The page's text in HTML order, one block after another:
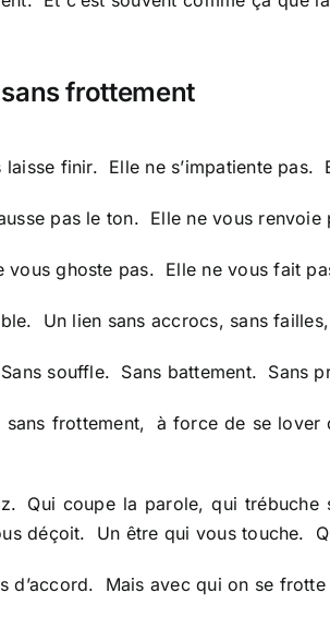
frottement
laisse finir. Elle ne s’impatiente
pas le ton. Elle ne vous
ghoste pas. Elle ne vous fait
Un lien sans accrocs, sans
souffle. Sans battement. Sans
frottement, à force de se
Qui coupe la parole, qui
déçoit. Un être qui vous touche.
d’accord. Mais avec qui on se